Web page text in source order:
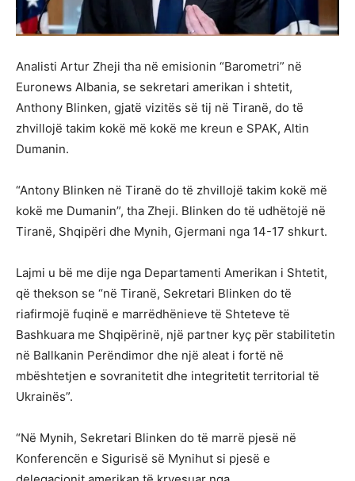
Analisti Artur Zheji tha në emisionin “Barometri” në
Euronews Albania, se sekretari amerikan i shtetit,
Anthony Blinken, gjatë vizitës së tij në Tiranë, do të
zhvillojë takim kokë më kokë me kreun e SPAK, Altin
Dumanin.
“Antony Blinken në Tiranë do të zhvillojë takim kokë më
kokë me Dumanin”, tha Zheji. Blinken do të udhëtojë në
Tiranë, Shqipëri dhe Mynih, Gjermani nga 14-17 shkurt.
Lajmi u bë me dije nga Departamenti Amerikan i Shtetit,
që thekson se “në Tiranë, Sekretari Blinken do të
riafirmojë fuqinë e marrëdhënieve të Shteteve të
Bashkuara me Shqipërinë, një partner kyç për stabilitetin
në Ballkanin Perëndimor dhe një aleat i fortë në
mbështetjen e sovranitetit dhe integritetit territorial të
Ukrainës”.
“Në Mynih, Sekretari Blinken do të marrë pjesë në
Konferencën e Sigurisë së Mynihut si pjesë e